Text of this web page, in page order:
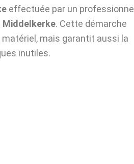
effectuée par un professionnel
. Cette démarche
mais garantit aussi la
inutiles.